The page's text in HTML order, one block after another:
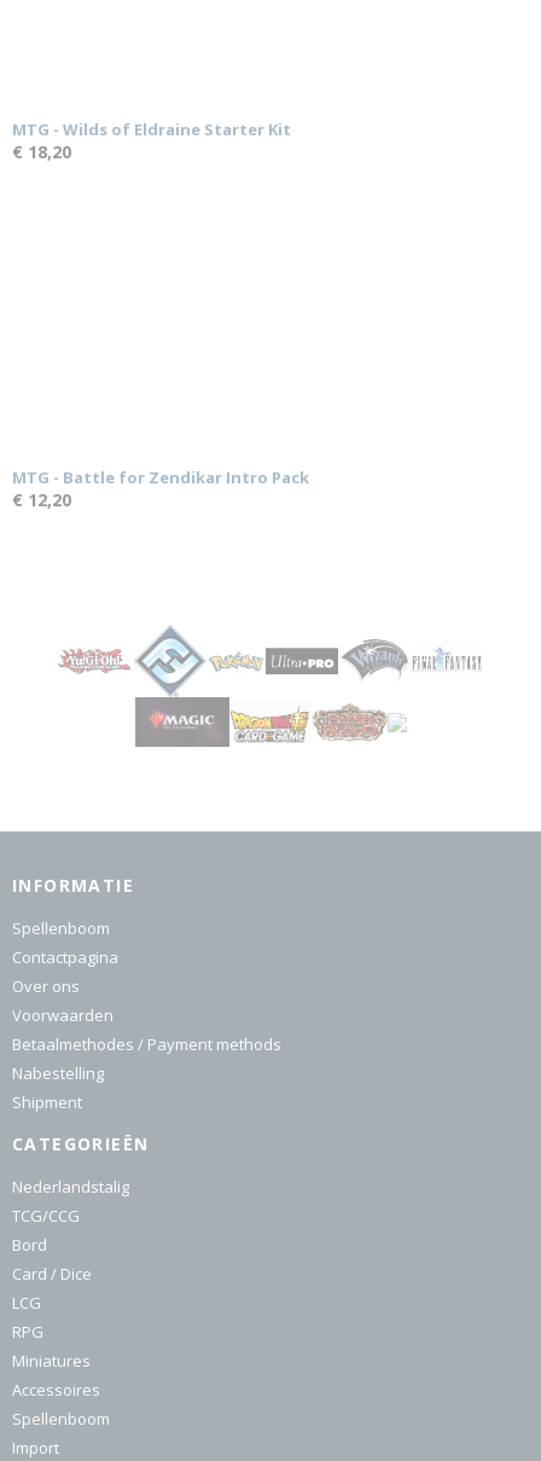
MTG - Wilds of Eldraine Starter Kit
€ 18,20
MTG - Battle for Zendikar Intro Pack
€ 12,20
INFORMATIE
Spellenboom
Contactpagina
Over ons
Voorwaarden
Betaalmethodes / Payment methods
Nabestelling
Shipment
CATEGORIEËN
Nederlandstalig
TCG/CCG
Bord
Card / Dice
LCG
RPG
Miniatures
Accessoires
Spellenboom
Import